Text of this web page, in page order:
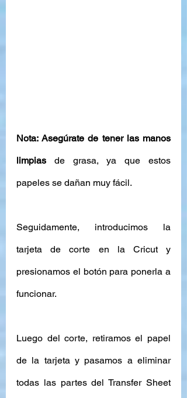
Nota: Asegúrate de tener las manos
limpias de grasa, ya que estos
papeles se dañan muy fácil.
Seguidamente, introducimos la
tarjeta de corte en la Cricut y
presionamos el botón para ponerla a
funcionar.
Luego del corte, retiramos el papel
de la tarjeta y pasamos a eliminar
todas las partes del Transfer Sheet